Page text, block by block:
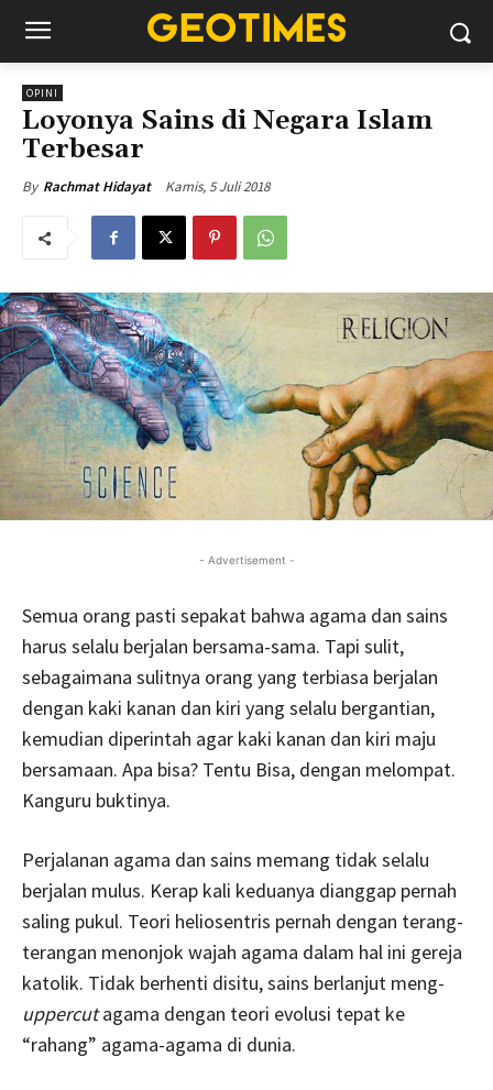
OPINI
Loyonya Sains di Negara Islam
Terbesar
By Rachmat Hidayat Kamis, 5 Juli 2018
- Advertisement -
Semua orang pasti sepakat bahwa agama dan sains
harus selalu berjalan bersama-sama. Tapi sulit,
sebagaimana sulitnya orang yang terbiasa berjalan
dengan kaki kanan dan kiri yang selalu bergantian,
kemudian diperintah agar kaki kanan dan kiri maju
bersamaan. Apa bisa? Tentu Bisa, dengan melompat.
Kanguru buktinya.
Perjalanan agama dan sains memang tidak selalu
berjalan mulus. Kerap kali keduanya dianggap pernah
saling pukul. Teori heliosentris pernah dengan terang-
terangan menonjok wajah agama dalam hal ini gereja
katolik. Tidak berhenti disitu, sains berlanjut meng-
uppercutagama dengan teori evolusi tepat ke
“rahang” agama-agama di dunia.